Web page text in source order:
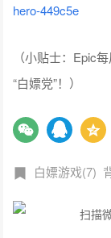
hero-449c5e
（小贴士：Epic
“白嫖党”！）
白嫖游戏(7)